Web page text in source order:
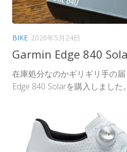
BIKE 2026年5月24日
Garmin Edge 840
在庫処分なのかギリギリ手の
Edge 840 Solarを購入しました